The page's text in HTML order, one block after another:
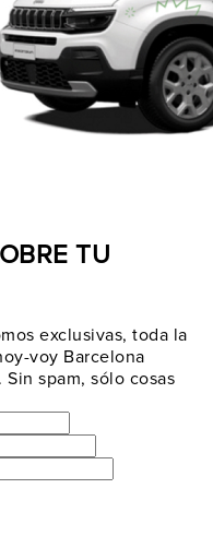
TU
exclusivas, toda la
voy Barcelona
spam, sólo cosas